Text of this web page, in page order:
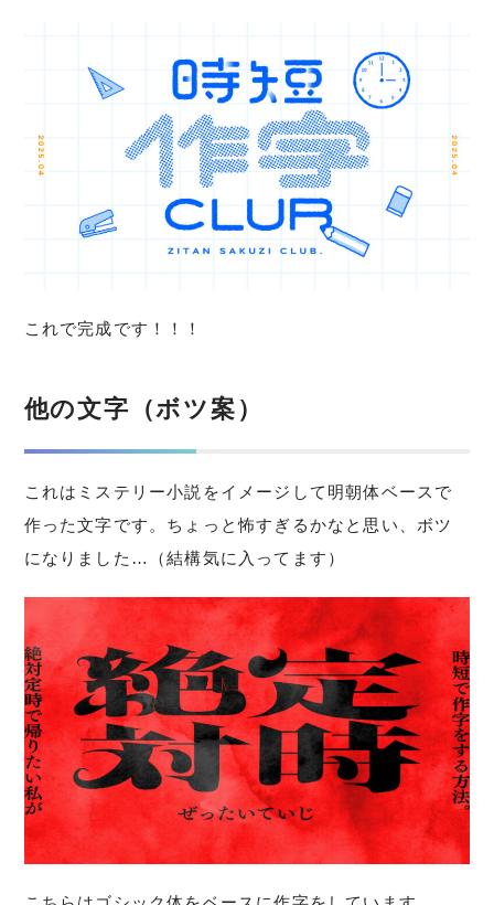
これで完成です！！！
他の文字（ボツ案）
これはミステリー小説をイメージして明朝体ベースで
作った文字です。ちょっと怖すぎるかなと思い、ボツ
になりました…（結構気に入ってます）